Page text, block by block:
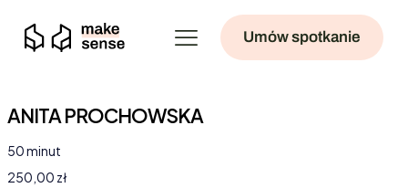
Umów spotkanie
ANITA PROCHOWSKA
50 minut
250,00 zł